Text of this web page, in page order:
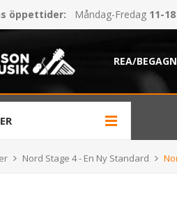
öppettider: Måndag-Fredag 11-18
REA/
Nord Stage 4 - En Ny Standard